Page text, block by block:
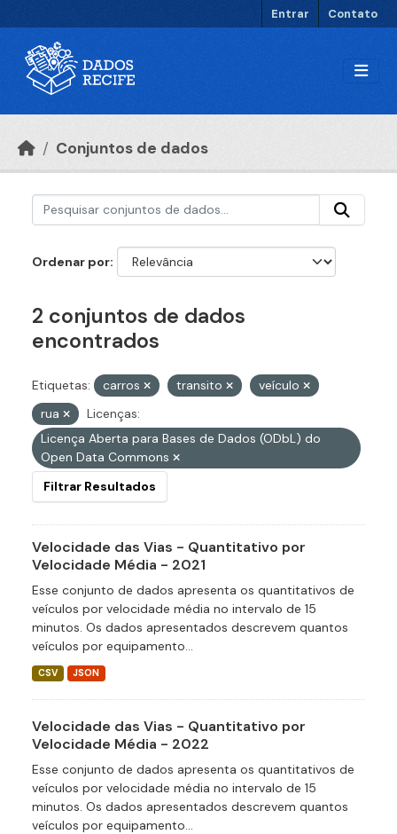
Entrar Contato
Conjuntos de dados
Ordenar por
2 conjuntos de dados
encontrados
Etiquetas: carros transito
veículo
rua
Licenças:
Licença Aberta para Bases de Dados (ODbL) do
Open Data Commons
Filtrar Resultados
Velocidade das Vias - Quantitativo por
Velocidade Média - 2021
Esse conjunto de dados apresenta os quantitativos de
veículos por velocidade média no intervalo de 15
minutos. Os dados apresentados descrevem quantos
veículos por equipamento...
CSV JSON
Velocidade das Vias - Quantitativo por
Velocidade Média - 2022
Esse conjunto de dados apresenta os quantitativos de
veículos por velocidade média no intervalo de 15
minutos. Os dados apresentados descrevem quantos
veículos por equipamento...